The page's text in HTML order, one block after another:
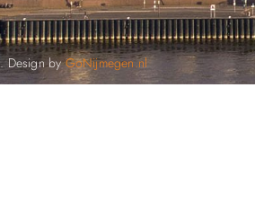
Design byGoNijmegen.nl